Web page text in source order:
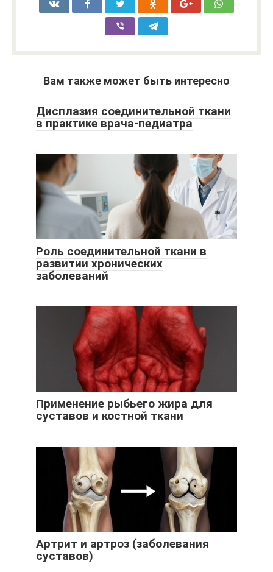
Вам также может быть интересно
Дисплазия соединительной ткани
в практике врача-педиатра
Роль соединительной ткани в
развитии хронических
заболеваний
Применение рыбьего жира для
суставов и костной ткани
Артрит и артроз (заболевания
суставов)